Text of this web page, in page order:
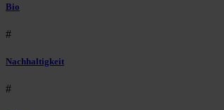
Bio
#
Nachhaltigkeit
#